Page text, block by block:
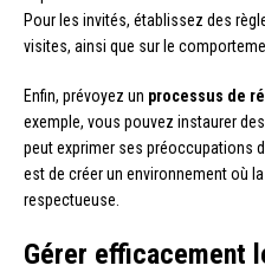
Pour les invités, établissez des
visites, ainsi que sur le
Enfin, prévoyez un processus de
exemple, vous pouvez instaurer
peut exprimer ses préoccupations
est de créer un environnement où
respectueuse.
Gérer efficacement